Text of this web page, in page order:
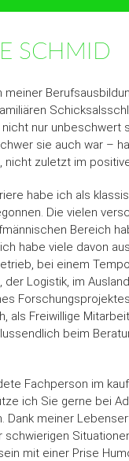
SCHMID
meiner
nur unbeschwert
sie auch war –
nicht zuletzt im
habe ich als
Die vielen
Bereich
habe viele davon
bei einem
Logistik, im
als Freiwillige
beim
Fachperson im
ich Sie gerne bei
Dank meiner
schwierigen
mit einer Prise